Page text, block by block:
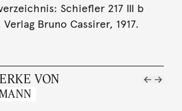
Schiefler 217 III b
Bruno Cassirer, 1917.
VON